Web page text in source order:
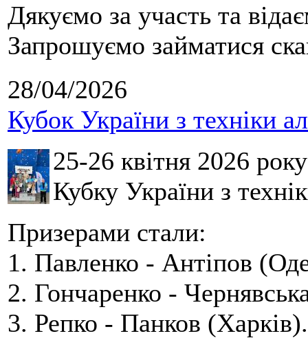
Дякуємо за участь та
Запрошуємо займатися
28/04/2026
Кубок України з техніки
25-26 квітня 2026
Кубку України з
Призерами стали:
1. Павленко - Антіпов
2. Гончаренко -
3. Репко - Панков (Харків).